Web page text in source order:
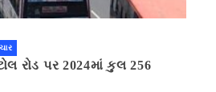
રોડ પર 2024માં કુલ 256